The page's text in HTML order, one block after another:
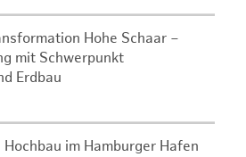
Hohe Schaar –
mit Schwerpunkt
Erdbau
im Hamburger Hafen